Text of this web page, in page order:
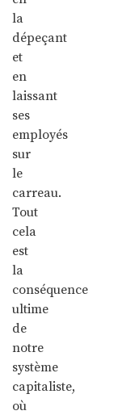
la
dépeçant
et
en
laissant
ses
employés
sur
le
carreau.
Tout
cela
est
la
conséquence
ultime
de
notre
système
capitaliste,
où